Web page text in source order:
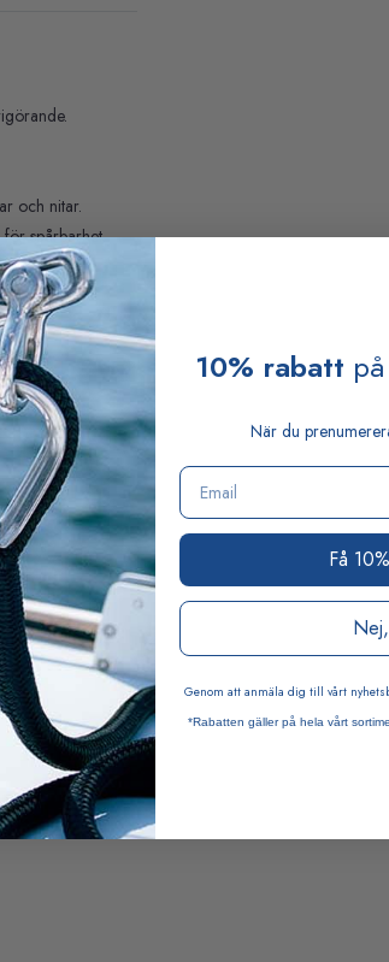
och nitar.
spårbarhet.
10% rabatt
När du
Email
Få
Genom att anmäla dig till vårt
*Rabatten gäller på hela vårt